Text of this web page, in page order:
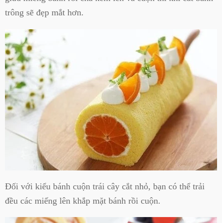
trông sẽ đẹp mắt hơn.
Đối với kiểu bánh cuộn trái cây cắt nhỏ, bạn có thể trải
đều các miếng lên khắp mặt bánh rồi cuộn.